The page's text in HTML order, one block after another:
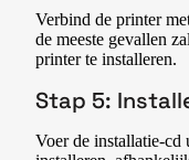
Verbind de printer
de meeste gevallen
printer te installeren.
Stap 5:
Voer de installatie-cd